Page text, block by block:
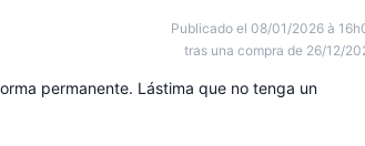
Publicado el 08/01/2026 à
tras una compra de 26/12/
permanente. Lástima que no tenga un